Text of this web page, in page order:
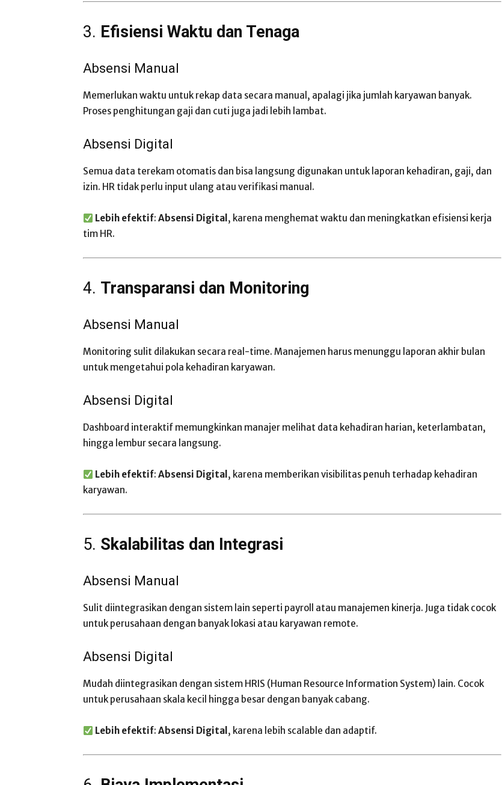
3. Efisiensi Waktu dan Tenaga
Absensi Manual
Memerlukan waktu untuk rekap data secara manual, apalagi jika jumlah karyawan banyak.
Proses penghitungan gaji dan cuti juga jadi lebih lambat.
Absensi Digital
Semua data terekam otomatis dan bisa langsung digunakan untuk laporan kehadiran, gaji, dan
izin. HR tidak perlu input ulang atau verifikasi manual.
Lebih efektif:Absensi Digital , karena menghemat waktu dan meningkatkan efisiensi kerja
tim HR.
4. Transparansi dan Monitoring
Absensi Manual
Monitoring sulit dilakukan secara real-time. Manajemen harus menunggu laporan akhir bulan
untuk mengetahui pola kehadiran karyawan.
Absensi Digital
Dashboard interaktif memungkinkan manajer melihat data kehadiran harian, keterlambatan,
hingga lembur secara langsung.
Lebih efektif:Absensi Digital , karena memberikan visibilitas penuh terhadap kehadiran
karyawan.
5. Skalabilitas dan Integrasi
Absensi Manual
Sulit diintegrasikan dengan sistem lain seperti payroll atau manajemen kinerja. Juga tidak cocok
untuk perusahaan dengan banyak lokasi atau karyawan remote.
Absensi Digital
Mudah diintegrasikan dengan sistem HRIS (Human Resource Information System) lain. Cocok
untuk perusahaan skala kecil hingga besar dengan banyak cabang.
Lebih efektif:Absensi Digital , karena lebih scalable dan adaptif.